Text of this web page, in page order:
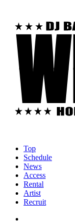
Top
Schedule
News
Access
Rental
Artist
Recruit